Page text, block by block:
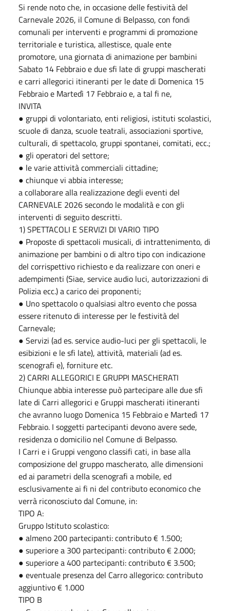
Si rende noto che, in occasione delle festività del
Carnevale 2026, il Comune di Belpasso, con fondi
comunali per interventi e programmi di promozione
territoriale e turistica, allestisce, quale ente
promotore, una giornata di animazione per bambini
Sabato 14 Febbraio e due sfi late di gruppi mascherati
e carri allegorici itineranti per le date di Domenica 15
Febbraio e Martedì 17 Febbraio e, a tal fi ne,
INVITA
● gruppi di volontariato, enti religiosi, istituti scolastici,
scuole di danza, scuole teatrali, associazioni sportive,
culturali, di spettacolo, gruppi spontanei, comitati, ecc.;
● gli operatori del settore;
● le varie attività commerciali cittadine;
● chiunque vi abbia interesse;
a collaborare alla realizzazione degli eventi del
CARNEVALE 2026 secondo le modalità e con gli
interventi di seguito descritti.
1) SPETTACOLI E SERVIZI DI VARIO TIPO
● Proposte di spettacoli musicali, di intrattenimento, di
animazione per bambini o di altro tipo con indicazione
del corrispettivo richiesto e da realizzare con oneri e
adempimenti (Siae, service audio luci, autorizzazioni di
Polizia ecc.) a carico dei proponenti;
● Uno spettacolo o qualsiasi altro evento che possa
essere ritenuto di interesse per le festività del
Carnevale;
● Servizi (ad es. service audio-luci per gli spettacoli, le
esibizioni e le sfi late), attività, materiali (ad es.
scenografi e), forniture etc.
2) CARRI ALLEGORICI E GRUPPI MASCHERATI
Chiunque abbia interesse può partecipare alle due sfi
late di Carri allegorici e Gruppi mascherati itineranti
che avranno luogo Domenica 15 Febbraio e Martedì 17
Febbraio. I soggetti partecipanti devono avere sede,
residenza o domicilio nel Comune di Belpasso.
I Carri e i Gruppi vengono classifi cati, in base alla
composizione del gruppo mascherato, alle dimensioni
ed ai parametri della scenografi a mobile, ed
esclusivamente ai fi ni del contributo economico che
verrà riconosciuto dal Comune, in:
TIPO A:
Gruppo Istituto scolastico:
● almeno 200 partecipanti: contributo € 1.500;
● superiore a 300 partecipanti: contributo € 2.000;
● superiore a 400 partecipanti: contributo € 3.500;
● eventuale presenza del Carro allegorico: contributo
aggiuntivo € 1.000
TIPO B